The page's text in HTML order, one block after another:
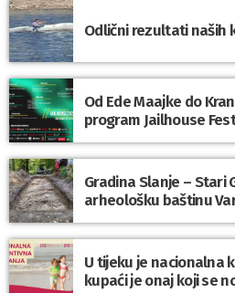
Odlični rezultati naših
Od Ede Maajke do
program Jailhouse
Gradina Slanje – Stari
arheološku baštinu
U tijeku je nacionalna
kupaći je onaj koji se